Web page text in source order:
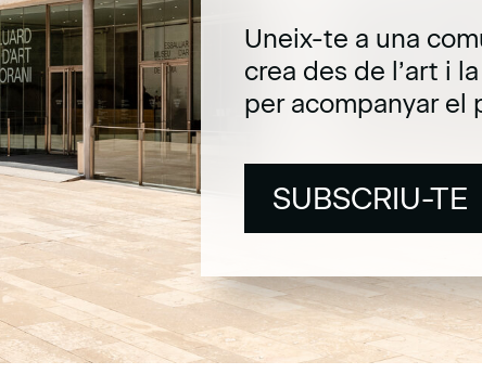
Uneix-te a una
crea des de l’art i
per acompanyar el
SUBSCRIU-TE